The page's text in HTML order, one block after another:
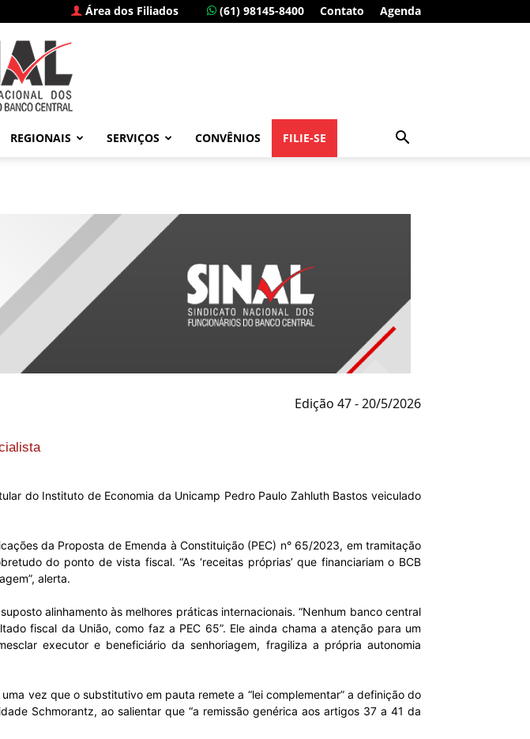
Área dos Filiados (61) 98145-8400 Contato Agenda
Sindicato
REGIONAIS SERVIÇOS CONVÊNIOS FILIE-SE
Edição 47 - 20/5/2026
do Instituto de Economia da Unicamp Pedro Paulo Zahluth Bastos veiculado
da Proposta de Emenda à Constituição (PEC) n° 65/2023, em tramitação
do ponto de vista fiscal. “As ‘receitas próprias’ que financiariam o BCB
alerta.
alinhamento às melhores práticas internacionais. “Nenhum banco central
fiscal da União, como faz a PEC 65”. Ele ainda chama a atenção para um
executor e beneficiário da senhoriagem, fragiliza a própria autonomia
vez que o substitutivo em pauta remete a “lei complementar” a definição do
Schmorantz, ao salientar que “a remissão genérica aos artigos 37 a 41 da